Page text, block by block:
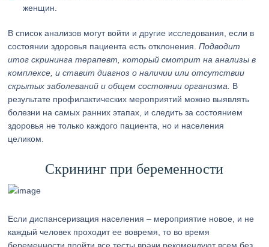
женщин.
В список анализов могут войти и другие исследования, если в
состоянии здоровья пациента есть отклонения.Подводит
итог скрининга терапевт, который смотрит на анализы в
комплексе, и ставит диагноз о наличии или отсутствии
скрытых заболеваний и общем состоянии организма.
В
результате профилактических мероприятий можно выявлять
болезни на самых ранних этапах, и следить за состоянием
здоровья не только каждого пациента, но и населения
целиком.
Скрининг при беременности
Если диспансеризация населения – мероприятие новое, и не
каждый человек проходит ее вовремя, то во время